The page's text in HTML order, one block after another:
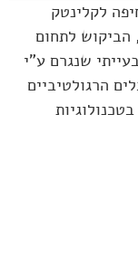
לקלינטק
הביקוש לתחום
שנגרם ע"י
הרגולטיביים